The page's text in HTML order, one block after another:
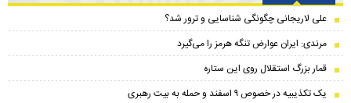
علی لاریجانی چگونگی شناسایی و ترور شد؟
مرندی: ایران عوارض تنگه هرمز را می‌گیرد
قمار بزرگ استقلال روی این ستاره
یک تکذیبیه در خصوص ۹ اسفند و حمله به بیت رهبری